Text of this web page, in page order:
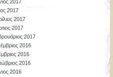
2017
2017
2017
2017
2017
2016
2016
2016
2016